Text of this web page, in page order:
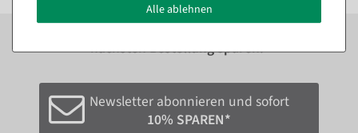
nächsten Bestellung sparen.*
Newsletter abonnieren und sofort
10% SPAREN*
Alle ablehnen